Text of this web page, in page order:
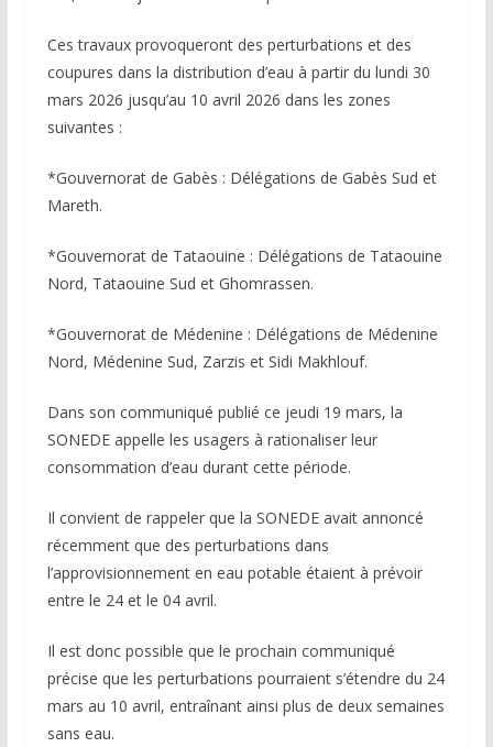
Ces travaux provoqueront des perturbations et des
coupures dans la distribution d’eau à partir du lundi 30
mars 2026 jusqu’au 10 avril 2026 dans les zones
suivantes :
*Gouvernorat de Gabès : Délégations de Gabès Sud et
Mareth.
*Gouvernorat de Tataouine : Délégations de Tataouine
Nord, Tataouine Sud et Ghomrassen.
*Gouvernorat de Médenine : Délégations de Médenine
Nord, Médenine Sud, Zarzis et Sidi Makhlouf.
Dans son communiqué publié ce jeudi 19 mars, la
SONEDE appelle les usagers à rationaliser leur
consommation d’eau durant cette période.
Il convient de rappeler que la SONEDE avait annoncé
récemment que des perturbations dans
l’approvisionnement en eau potable étaient à prévoir
entre le 24 et le 04 avril.
Il est donc possible que le prochain communiqué
précise que les perturbations pourraient s’étendre du 24
mars au 10 avril, entraînant ainsi plus de deux semaines
sans eau.